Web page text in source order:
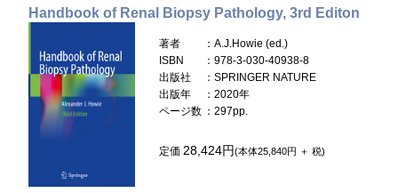
Handbook of Renal Biopsy Pathology, 3rd Editon
著者
：A.J.Howie (ed.)
ISBN
：978-3-030-40938-8
出版社
：SPRINGER NATURE
出版年
：2020年
ページ数 ：297pp.
定価 28,424円(本体25,840円 ＋ 税)